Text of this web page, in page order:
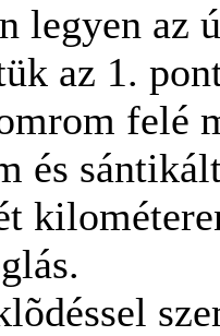
legyen az
az 1.
felé
és